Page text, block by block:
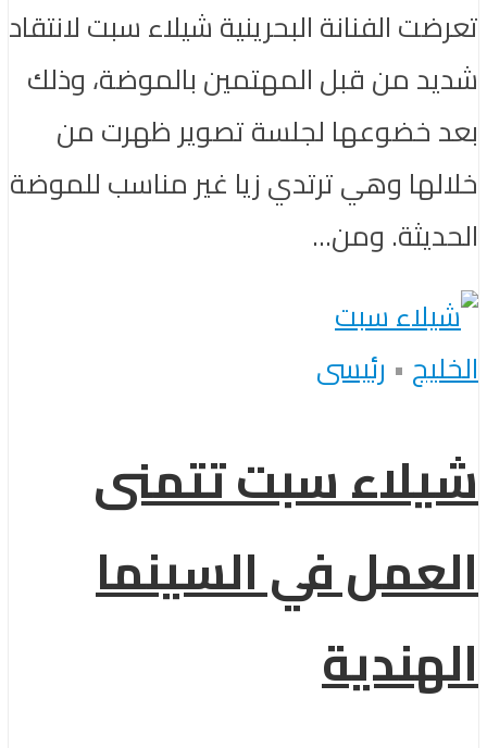
تعرضت الفنانة البحرينية شيلاء سبت لانتقاد
شديد من قبل المهتمين بالموضة، وذلك
بعد خضوعها لجلسة تصوير ظهرت من
خلالها وهي ترتدي زيا غير مناسب للموضة
الحديثة. ومن...
الخليج • رئيسى
شيلاء سبت تتمنى
العمل في السينما
الهندية